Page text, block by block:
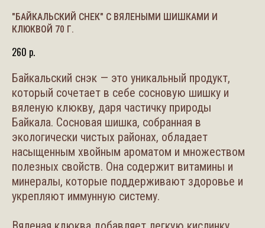
"БАЙКАЛЬСКИЙ СНЕК" С ВЯЛЕНЫМИ ШИШКАМИ И
КЛЮКВОЙ 70 Г.
260 р.
Байкальский снэк — это уникальный продукт,
который сочетает в себе сосновую шишку и
вяленую клюкву, даря частичку природы
Байкала. Сосновая шишка, собранная в
экологически чистых районах, обладает
насыщенным хвойным ароматом и множеством
полезных свойств. Она содержит витамины и
минералы, которые поддерживают здоровье и
укрепляют иммунную систему.